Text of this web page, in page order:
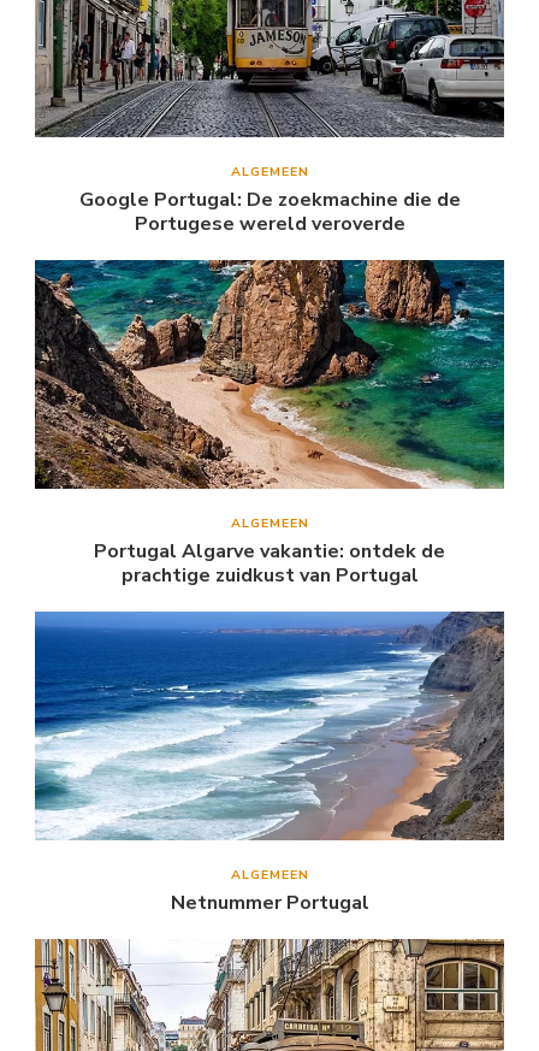
ALGEMEEN
Google Portugal: De zoekmachine die de
Portugese wereld veroverde
ALGEMEEN
Portugal Algarve vakantie: ontdek de
prachtige zuidkust van Portugal
ALGEMEEN
Netnummer Portugal